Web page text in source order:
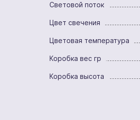
Световой поток
Цвет свечения
Цветовая температура
Коробка вес гр
Коробка высота